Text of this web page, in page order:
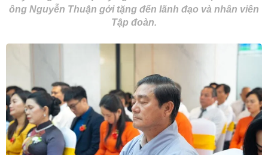
ông Nguyễn Thuận gởi tặng đến lãnh đạo và nhân viên
Tập đoàn.